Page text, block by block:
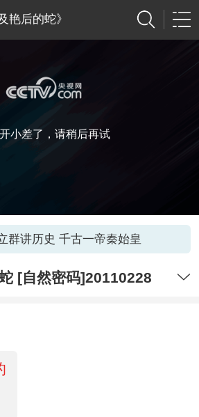
艳后的蛇》
小差了，请稍后再试
群讲历史 千古一帝秦始皇
[自然密码]20110228